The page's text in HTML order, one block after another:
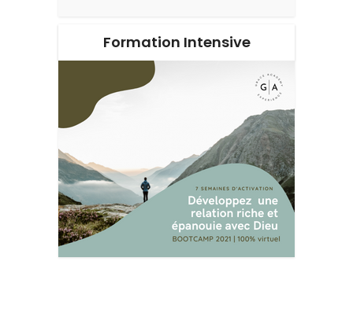
Formation Intensive